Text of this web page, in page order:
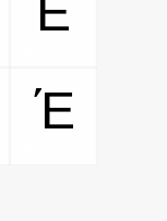
Ể
Έ